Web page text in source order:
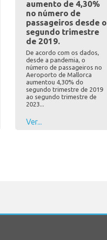
aumento de 4,30%
no número de
passageiros desde o
segundo trimestre
de 2019.
De acordo com os dados,
desde a pandemia, o
número de passageiros no
Aeroporto de Mallorca
aumentou 4,30% do
segundo trimestre de 2019
ao segundo trimestre de
2023...
Ver...